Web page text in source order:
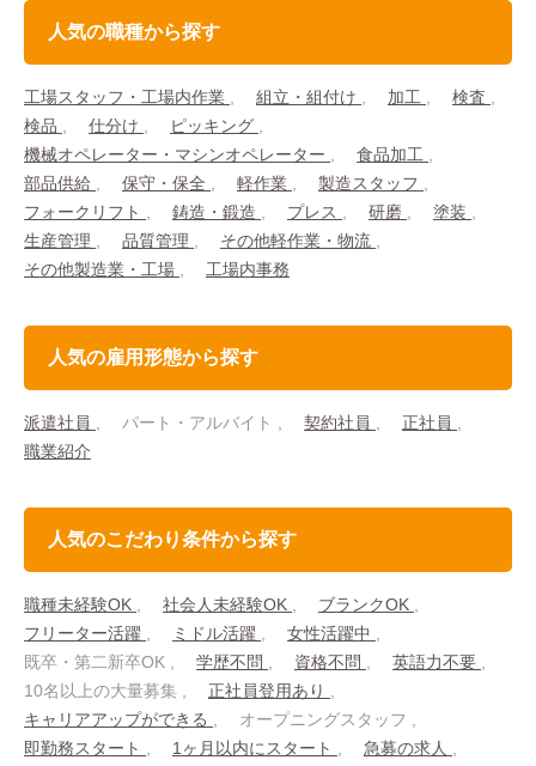
人気の職種から探す
工場スタッフ・工場内作業 組立・組付け 加工
検査
検品
仕分け
ピッキング
機械オペレーター・マシンオペレーター
食品加工
部品供給
保守・保全 軽作業
製造スタッフ
フォークリフト
鋳造・鍛造 プレス 研磨
塗装
生産管理
品質管理
その他軽作業・物流
その他製造業・工場
工場内事務
人気の雇用形態から探す
派遣社員 パート・アルバイト 契約社員
正社員
職業紹介
人気のこだわり条件から探す
職種未経験OK 社会人未経験OK
ブランクOK
フリーター活躍
ミドル活躍
女性活躍中
既卒・第二新卒OK
学歴不問 資格不問
英語力不要
10名以上の大量募集
正社員登用あり
キャリアアップができる
オープニングスタッフ
即勤務スタート
1ヶ月以内にスタート
急募の求人